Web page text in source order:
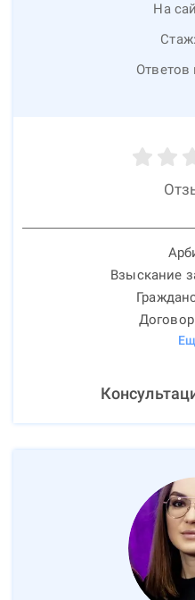
На
Стаж:
Ответов
Взыскание